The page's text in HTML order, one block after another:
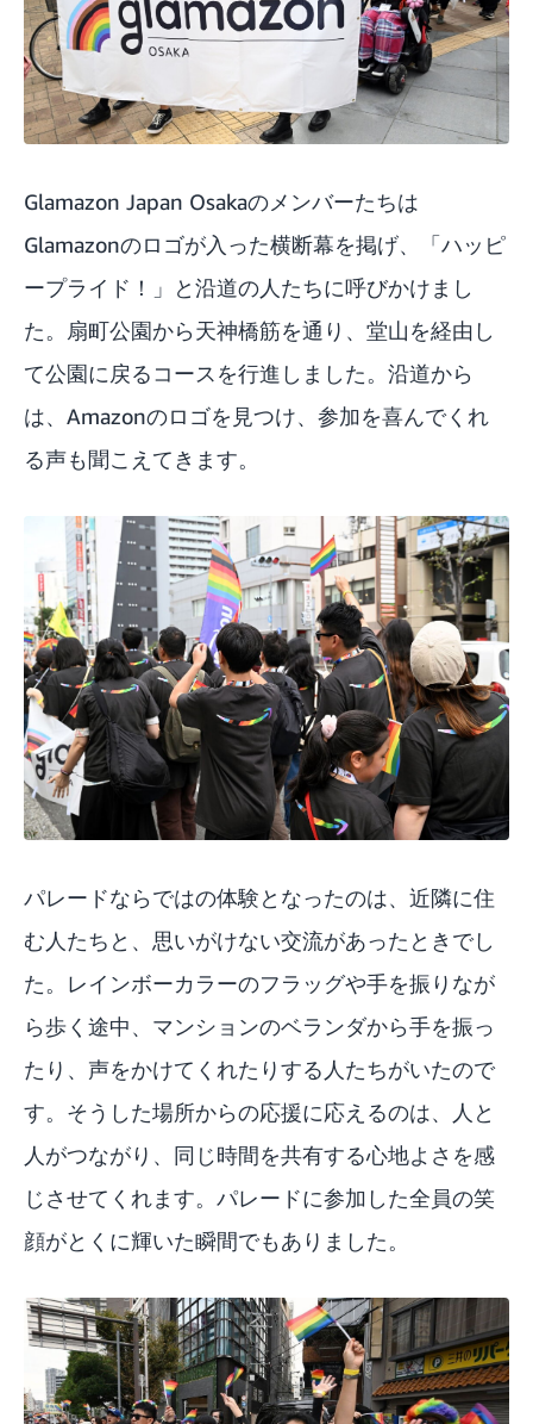
Glamazon Japan Osakaのメンバーたちは
Glamazonのロゴが入った横断幕を掲げ、「ハッピ
ープライド！」と沿道の人たちに呼びかけまし
た。扇町公園から天神橋筋を通り、堂山を経由し
て公園に戻るコースを行進しました。沿道から
は、Amazonのロゴを見つけ、参加を喜んでくれ
る声も聞こえてきます。
パレードならではの体験となったのは、近隣に住
む人たちと、思いがけない交流があったときでし
た。レインボーカラーのフラッグや手を振りなが
ら歩く途中、マンションのベランダから手を振っ
たり、声をかけてくれたりする人たちがいたので
す。そうした場所からの応援に応えるのは、人と
人がつながり、同じ時間を共有する心地よさを感
じさせてくれます。パレードに参加した全員の笑
顔がとくに輝いた瞬間でもありました。